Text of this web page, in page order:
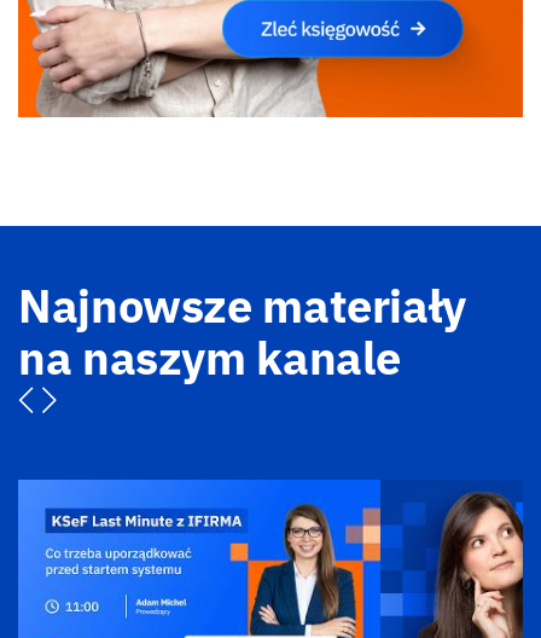
Najnowsze materiały
na naszym kanale